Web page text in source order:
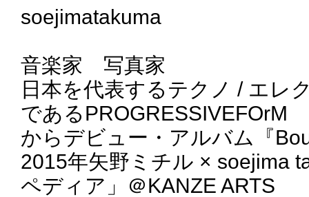
soejimatakuma
音楽家 写真家
日本を代表するテクノ / エレ
であるPROGRESSIVEFOrM
からデビュー・アルバム『
2015年矢野ミチル × soejima
ペディア」＠KANZE ARTS